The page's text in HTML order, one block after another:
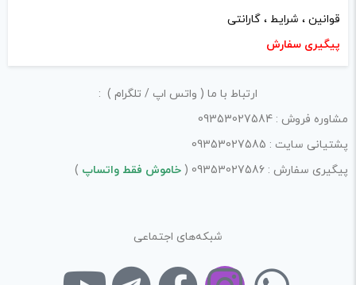
قوانین ، شرایط ، گارانتی
پیگیری سفارش
ارتباط با ما ( واتس اپ / تلگرام ) :
مشاوره فروش : 09353027584
پشتیانی سایت : 09353027585
پیگیری سفارش : 09353027586 (
خاموش فقط واتساپ )
شبکه‌های اجتماعی